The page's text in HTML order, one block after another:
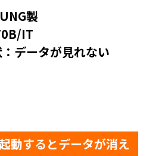
製
IT
データが見れない
動するとデータが消え